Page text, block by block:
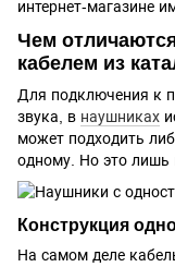
интернет-магазине
Чем
кабелем из
Для подключения к
звука, в наушниках
может подходить
одному. Но это лишь
Конструкция
На самом деле